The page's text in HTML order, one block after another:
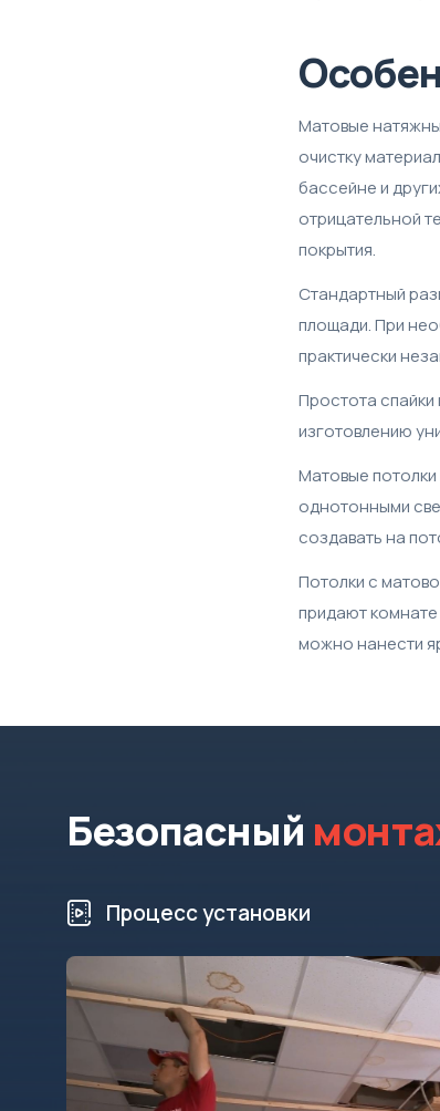
Матовые
очистку
бассейне и
отрицательной
покрытия.
Стандартный
площади. При
практически
Простота
изготовлению
Матовые
однотонными
создавать на
Потолки с
придают
можно нанести
Безопасный
Процесс установки